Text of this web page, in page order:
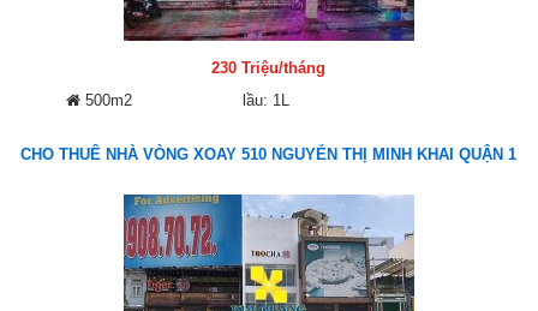
230 Triệu/tháng
500m2
lầu: 1L
CHO THUÊ NHÀ VÒNG XOAY 510 NGUYỄN THỊ MINH KHAI QUẬN 1